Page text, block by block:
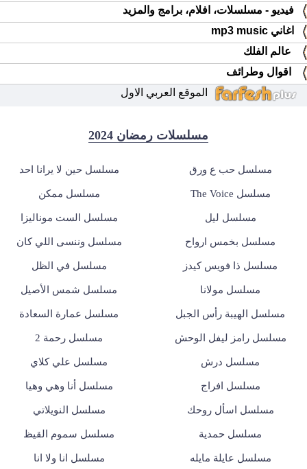
فيديو - مسلسلات، افلام، برامج والمزيد
اغاني mp3 music
عالم الفلك
اقوال وطرائف
الموقع العربي الاول
مسلسلات رمضان 2024
مسلسل حب ع ورق مسلسل حين لا يرانا احد
مسلسل The Voice مسلسل ممكن
مسلسل ليل مسلسل الست موناليزا
مسلسل بخمس ارواح مسلسل وننسى اللي كان
مسلسل ذا فويس كيدز مسلسل في الظل
مسلسل مولانا مسلسل شمس الأصيل
مسلسل الهيبة رأس الجبل مسلسل عمارة السعادة
مسلسل رامز ليفل الوحش مسلسل رحمة 2
مسلسل درش مسلسل علي كلاي
مسلسل افراج مسلسل أنا وهي وهيا
مسلسل اسأل روحك مسلسل النويلاتي
مسلسل حمدية مسلسل سموم القيظ
مسلسل عايلة مايله مسلسل انا ولا انا